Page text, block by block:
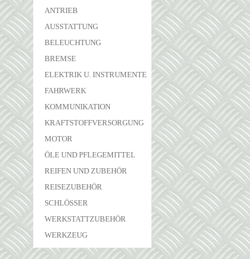
ANTRIEB
AUSSTATTUNG
BELEUCHTUNG
BREMSE
ELEKTRIK U. INSTRUMENTE
FAHRWERK
KOMMUNIKATION
KRAFTSTOFFVERSORGUNG
MOTOR
ÖLE UND PFLEGEMITTEL
REIFEN UND ZUBEHÖR
REISEZUBEHÖR
SCHLÖSSER
WERKSTATTZUBEHÖR
WERKZEUG